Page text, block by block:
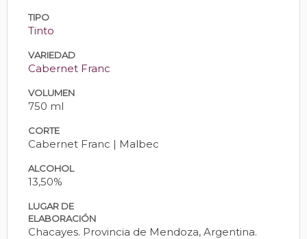
TIPO
Tinto
VARIEDAD
Cabernet Franc
VOLUMEN
750 ml
CORTE
Cabernet Franc | Malbec
ALCOHOL
13,50%
LUGAR DE
ELABORACIÓN
Chacayes. Provincia de Mendoza, Argentina.